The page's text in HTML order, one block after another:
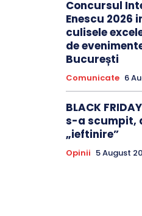
Concursul
Enescu 2026
culisele
de
București
Comunicate 6
BLACK
s-a scumpit,
„ieftinire”
Opinii 5 August